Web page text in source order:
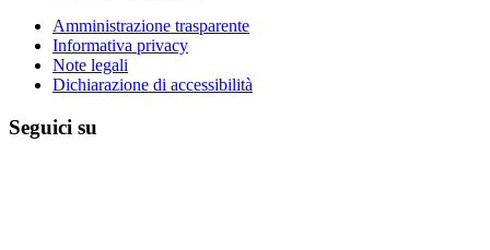
Amministrazione trasparente
Informativa privacy
Note legali
Dichiarazione di accessibilità
Seguici su